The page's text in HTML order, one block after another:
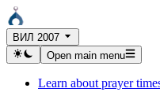
ВИЛ 2007
Open main menu
Learn about prayer